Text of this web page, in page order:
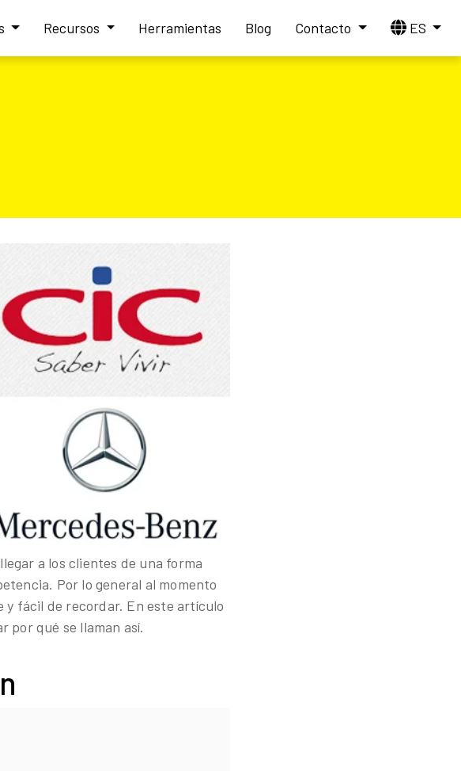
Recursos Herramientas Blog Contacto ES
a los clientes de una forma
Por lo general al momento
y fácil de recordar. En este artículo
por qué se llaman así.